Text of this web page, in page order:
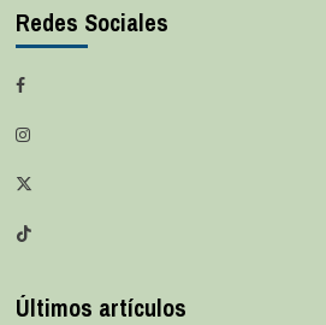
Redes Sociales
Últimos artículos